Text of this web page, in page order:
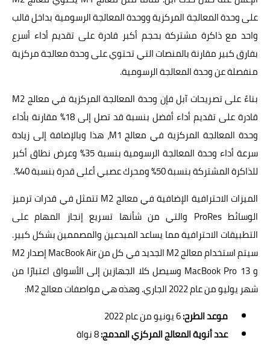
على وحدة المعالجة المركزية ووحدة المعالجة الرسومية بداخل قالب
واحد مع ذاكرة مشتركة بحجم أكبر قادرة على تقديم أداء أسرع
بفارق كبير مقارنة بالمنصات التي تحتوي على وحدة معالجة مركزية
منفصلة عن وحدة المعالجة الرسومية.
بناءً على تصريحات آبل فإن وحدة المعالجة المركزية في معالج M2
قادرة على تقديم أداء أفضل بنسبة قد تصل إلى 18% مقارنة بأداء
وحدة المعالجة المركزية في معالج M1، هذا وبالإضافة إلى زيادة
سرعة أداء وحدة المعالجة الرسومية بنسبة 35% وعرض نطاق أكبر
للذاكرة المشتركة بنسبة 50% ومحرك عصبي أعلى قدرة بنسبة 40%.
الميزات الاحترافية الإضافية في معالج M2 تتمثل في قدرات ترميز
الوسائط ProRes والتي من شأنها تسريع إنجاز المهام على
التطبيقات الاحترافية مما يساعد المبدعين والمصممين بشكل كبير.
سيتم استخدام معالج M2 الجديد في كل من MacBook Air إصدار M2
و MacBook Pro 13 وسيصل كلا الجهازين إلى الأسواق اعتبارًا من
شهر يوليو من عام 2022 الجاري. وهذه هي مواصفات معالج M2:
موعد الطرح:6 يونيو من عام 2022
عدد أنوية المعالج المركزي المدمج:8 نواة